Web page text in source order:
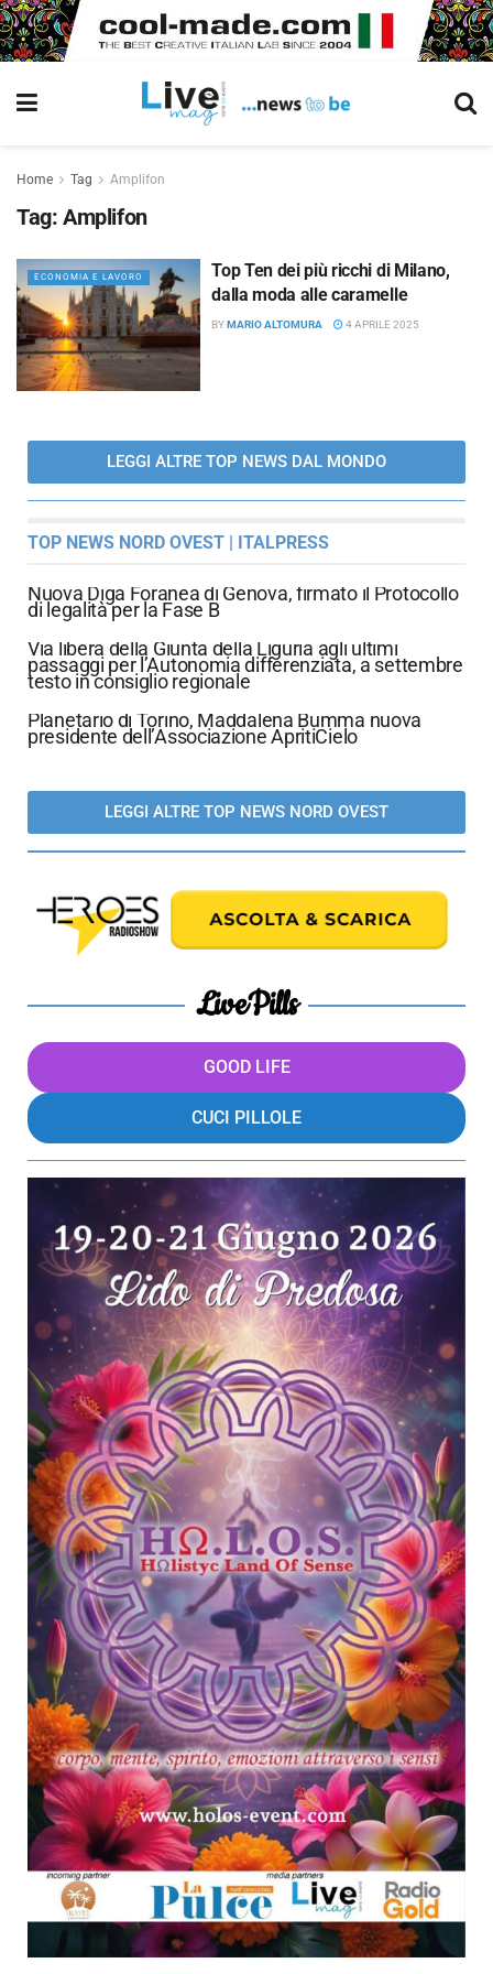
Home Tag Amplifon
Tag: Amplifon
ECONOMIA E LAVORO
Top Ten dei più ricchi di Milano,
dalla moda alle caramelle
BYMARIO ALTOMURA 4 APRILE 2025
LEGGI ALTRE TOP NEWS DAL MONDO
TOP NEWS NORD OVEST | ITALPRESS
Nuova Diga Foranea di Genova, firmato il Protocollo
di legalità per la Fase B
Via libera della Giunta della Liguria agli ultimi
passaggi per l’Autonomia differenziata, a settembre
testo in consiglio regionale
Planetario di Torino, Maddalena Bumma nuova
presidente dell’Associazione ApritiCielo
LEGGI ALTRE TOP NEWS NORD OVEST
LivePills
GOOD LIFE
CUCI PILLOLE